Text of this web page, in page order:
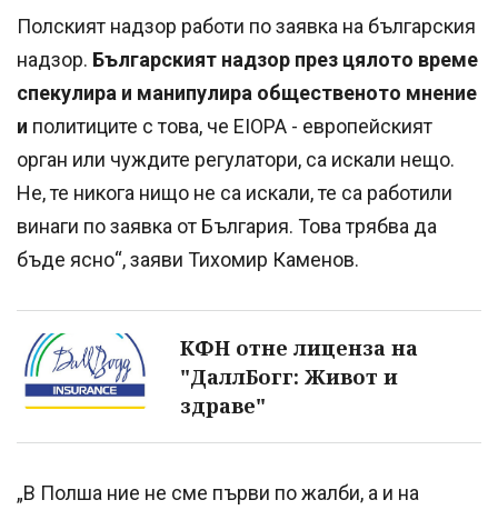
Полският надзор работи по заявка на българския
надзор. Българският надзор през цялото време
спекулира и манипулира общественото мнение
и политиците с това, че EIOPA - европейският
орган или чуждите регулатори, са искали нещо.
Не, те никога нищо не са искали, те са работили
винаги по заявка от България. Това трябва да
бъде ясно“, заяви Тихомир Каменов.
КФН отне лиценза на
"ДаллБогг: Живот и
здраве"
„В Полша ние не сме първи по жалби, а и на